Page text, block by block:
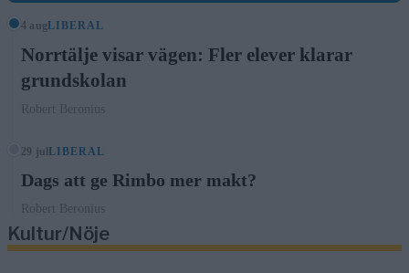
4 augLIBERAL
Norrtälje visar vägen: Fler elever klarar
grundskolan
Robert Beronius
29 julLIBERAL
Dags att ge Rimbo mer makt?
Robert Beronius
Kultur/Nöje